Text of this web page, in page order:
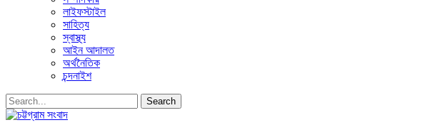
লাইফস্টাইল
সাহিত্য
স্বাস্থ্য
আইন আদালত
অর্থনৈতিক
চন্দনাইশ